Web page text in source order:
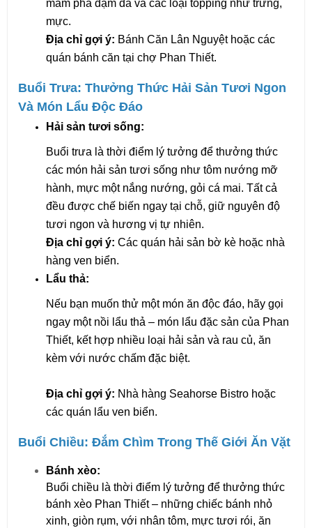
mắm pha đậm đà và các loại topping như trứng,
mực.
​​​​​​​Địa chỉ gợi ý: Bánh Căn Lân Nguyệt hoặc các
quán bánh căn tại chợ Phan Thiết.
Buổi Trưa: Thưởng Thức Hải Sản Tươi Ngon
Và Món Lẩu Độc Đáo
Hải sản tươi sống:
Buổi trưa là thời điểm lý tưởng để thưởng thức
các món hải sản tươi sống như tôm nướng mỡ
hành, mực một nắng nướng, gỏi cá mai. Tất cả
đều được chế biến ngay tại chỗ, giữ nguyên độ
tươi ngon và hương vị tự nhiên.
Địa chỉ gợi ý: Các quán hải sản bờ kè hoặc nhà
hàng ven biển.
Lẩu thả:
Nếu bạn muốn thử một món ăn độc đáo, hãy gọi
ngay một nồi lẩu thả – món lẩu đặc sản của Phan
Thiết, kết hợp nhiều loại hải sản và rau củ, ăn
kèm với nước chấm đặc biệt.
Địa chỉ gợi ý: Nhà hàng Seahorse Bistro hoặc
các quán lẩu ven biển.
Buổi Chiều: Đắm Chìm Trong Thế Giới Ăn Vặt
Bánh xèo:
Buổi chiều là thời điểm lý tưởng để thưởng thức
bánh xèo Phan Thiết – những chiếc bánh nhỏ
xinh, giòn rụm, với nhân tôm, mực tươi rói, ăn